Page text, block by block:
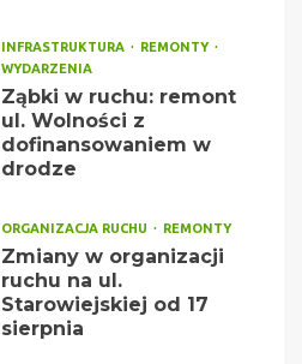
INFRASTRUKTURA
REMONTY
WYDARZENIA
Ząbki w ruchu: remont
ul. Wolności z
dofinansowaniem w
drodze
ORGANIZACJA RUCHU REMONTY
Zmiany w organizacji
ruchu na ul.
Starowiejskiej od 17
sierpnia